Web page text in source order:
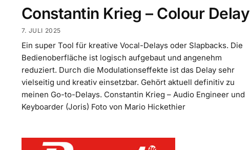
Constantin Krieg – Colour Delay
7. JULI 2025
Ein super Tool für kreative Vocal-Delays oder Slapbacks. Die
Bedienoberfläche ist logisch aufgebaut und angenehm
reduziert. Durch die Modulationseffekte ist das Delay sehr
vielseitig und kreativ einsetzbar. Gehört aktuell definitiv zu
meinen Go-to-Delays. Constantin Krieg – Audio Engineer und
Keyboarder (Joris) Foto von Mario Hickethier